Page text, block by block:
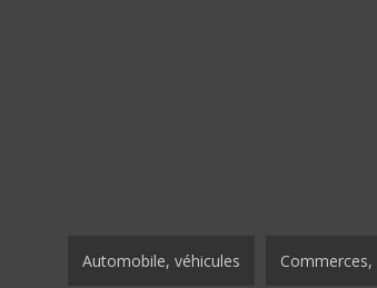
Automobile, véhicules Commerces,